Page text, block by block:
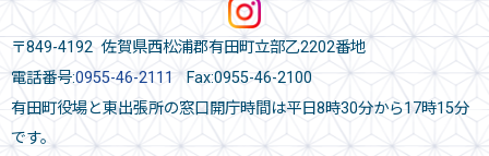
〒849-4192 佐賀県西松浦郡有田町立部乙2202番地
電話番号:0955-46-2111 Fax:0955-46-2100
有田町役場と東出張所の窓口開庁時間は平日8時30分から17時15分
です。